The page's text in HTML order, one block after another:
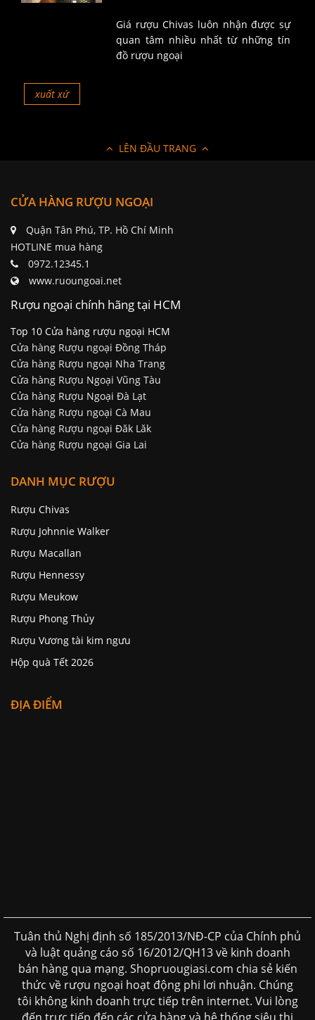
Giá rượu Chivas luôn nhận được sự
quan tâm nhiều nhất từ những tín
đồ rượu ngoại
xuất xứ
LÊN ĐẦU TRANG
CỬA HÀNG RƯỢU NGOẠI
Quận Tân Phú, TP. Hồ Chí Minh
HOTLINE mua hàng
0972.12345.1
www.ruoungoai.net
Rượu ngoại chính hãng tại HCM
Top 10 Cửa hàng rượu ngoại HCM
Cửa hàng Rượu ngoại Đồng Tháp
Cửa hàng Rượu ngoại Nha Trang
Cửa hàng Rượu Ngoại Vũng Tàu
Cửa hàng Rượu Ngoại Đà Lạt
Cửa hàng Rượu ngoại Cà Mau
Cửa hàng Rượu ngoại Đăk Lăk
Cửa hàng Rượu ngoại Gia Lai
DANH MỤC RƯỢU
Rượu Chivas
Rượu Johnnie Walker
Rượu Macallan
Rượu Hennessy
Rượu Meukow
Rượu Phong Thủy
Rượu Vương tài kim ngưu
Hộp quà Tết 2026
ĐỊA ĐIỂM
Tuân thủ Nghị định số 185/2013/NĐ-CP của Chính phủ
và luật quảng cáo số 16/2012/QH13 về kinh doanh
bán hàng qua mạng. Shopruougiasi.com chia sẻ kiến
thức về rượu ngoại hoạt động phi lơi nhuận. Chúng
tôi không kinh doanh trực tiếp trên internet. Vui lòng